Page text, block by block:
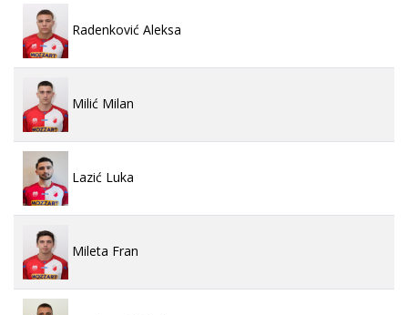
Radenković Aleksa
Milić Milan
Lazić Luka
Mileta Fran